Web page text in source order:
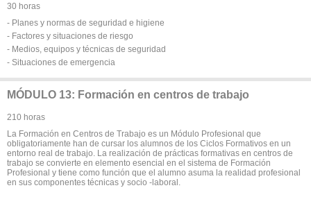
30 horas
- Planes y normas de seguridad e higiene
- Factores y situaciones de riesgo
- Medios, equipos y técnicas de seguridad
- Situaciones de emergencia
MÓDULO 13: Formación en centros de trabajo
210 horas
La Formación en Centros de Trabajo es un Módulo Profesional que
obligatoriamente han de cursar los alumnos de los Ciclos Formativos en un
entorno real de trabajo. La realización de prácticas formativas en centros de
trabajo se convierte en elemento esencial en el sistema de Formación
Profesional y tiene como función que el alumno asuma la realidad profesional
en sus componentes técnicas y socio -laboral.